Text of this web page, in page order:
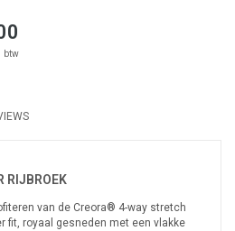
btw
RIJBROEK
van de Creora® 4-way stretch
fit, royaal gesneden met een vlakke